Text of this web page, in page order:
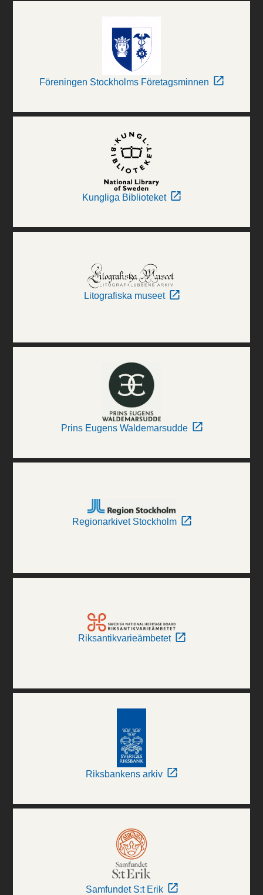
Föreningen Stockholms Företagsminnen
Kungliga Biblioteket
Litografiska museet
Prins Eugens Waldemarsudde
Regionarkivet Stockholm
Riksantikvarieämbetet
Riksbankens arkiv
Samfundet S:t Erik